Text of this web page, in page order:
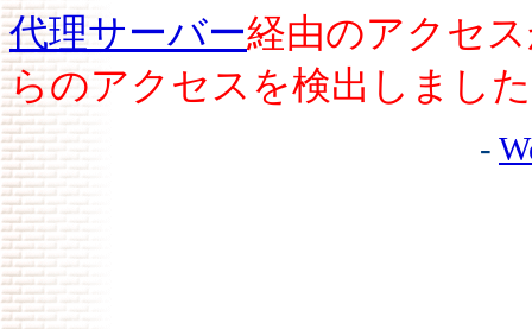
代理サーバー経由のアクセ
らのアクセスを検出しまし
-